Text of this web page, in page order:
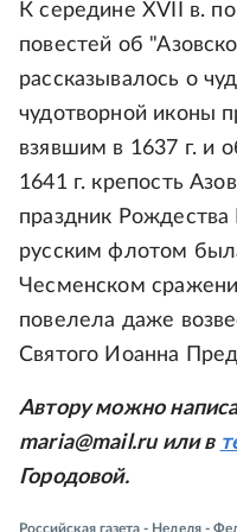
К середине XVII в.
повестей об
рассказывалось о
чудотворной иконы
взявшим в 1637 г. и
1641 г. крепость
праздник
русским флотом
Чесменском
повелела даже
Святого Иоанна
Автору можно
maria@mail.ru или в
Городовой.
Российская газета - Неделя -